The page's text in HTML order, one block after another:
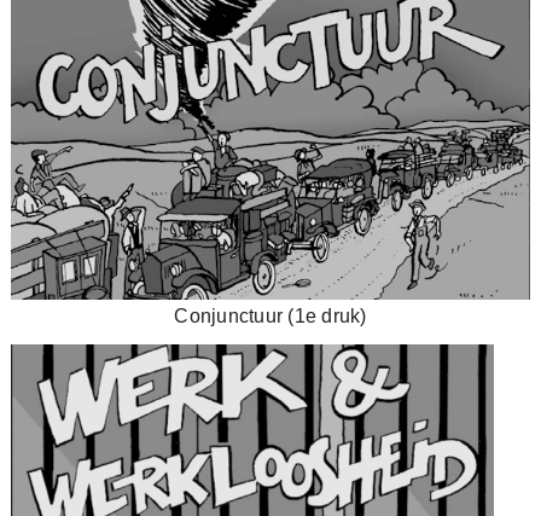
Conjunctuur (1e druk)